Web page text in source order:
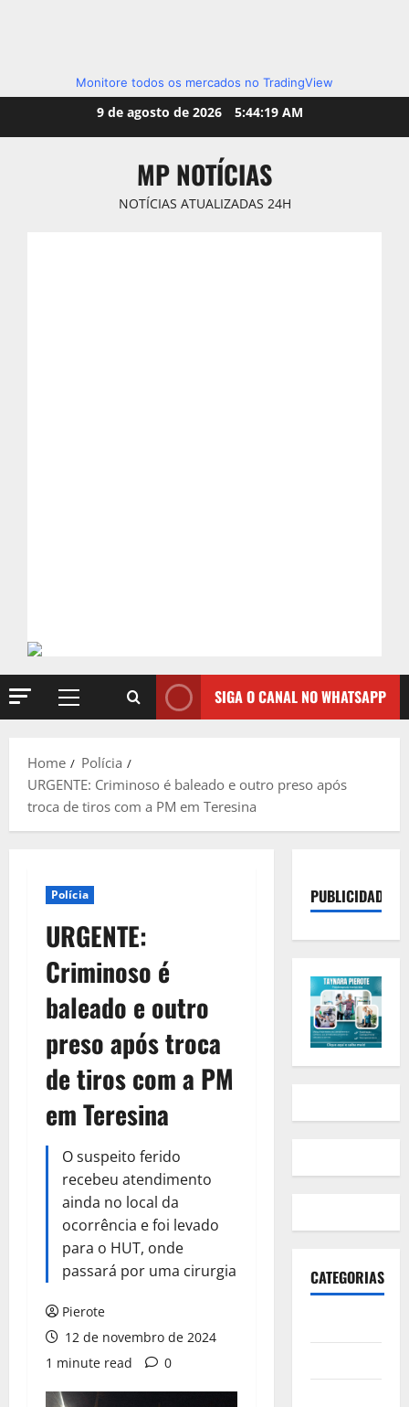
Monitore todos os mercados no TradingView
9 de agosto de 2026 5:44:20 AM
MP NOTÍCIAS
NOTÍCIAS ATUALIZADAS 24H
Primary
SIGA O CANAL NO WHATSAPP
Home
Polícia
URGENTE: Criminoso é baleado e outro preso após
troca de tiros com a PM em Teresina
Polícia
URGENTE:
Criminoso é
baleado e outro
preso após troca
de tiros com a PM
em Teresina
O suspeito ferido
recebeu atendimento
ainda no local da
ocorrência e foi levado
para o HUT, onde
passará por uma cirurgia
Pierote
12 de novembro de 2024
1 minute read
0
PUBLICIDADE
CATEGORIAS